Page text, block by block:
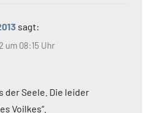
sagt:
um 08:15 Uhr
der Seele. Die leider
Voilkes“.